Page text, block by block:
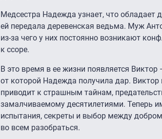
Медсестра Надежда узнает, что обладает
ей передала деревенская ведьма. Муж
из-за чего у них постоянно возникают
к ссоре.
В это время в ее жизни появляется
от которой Надежда получила дар. Виктор
приводит к страшным тайнам,
замалчиваемому десятилетиями. Теперь
испытания, секреты и выбор между
во всем разобраться.